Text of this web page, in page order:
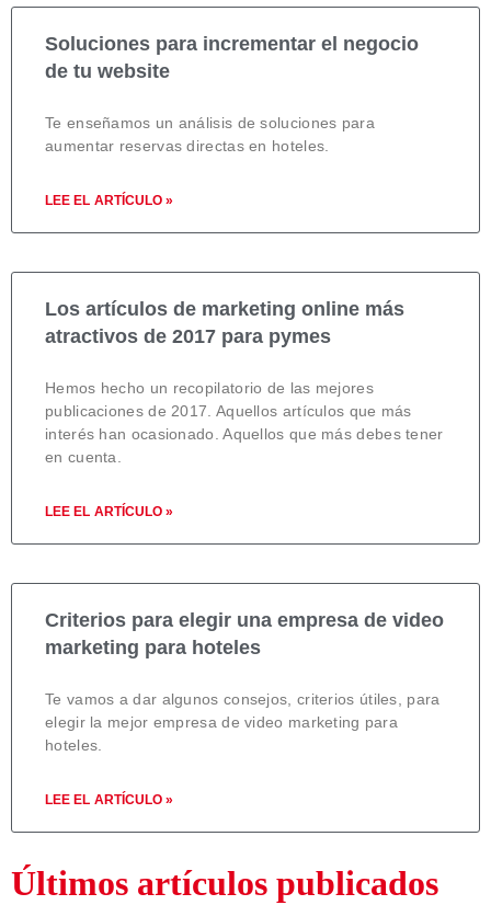
Soluciones para incrementar el negocio
de tu website
Te enseñamos un análisis de soluciones para
aumentar reservas directas en hoteles.
LEE EL ARTÍCULO »
Los artículos de marketing online más
atractivos de 2017 para pymes
Hemos hecho un recopilatorio de las mejores
publicaciones de 2017. Aquellos artículos que más
interés han ocasionado. Aquellos que más debes tener
en cuenta.
LEE EL ARTÍCULO »
Criterios para elegir una empresa de video
marketing para hoteles
Te vamos a dar algunos consejos, criterios útiles, para
elegir la mejor empresa de video marketing para
hoteles.
LEE EL ARTÍCULO »
Últimos artículos publicados